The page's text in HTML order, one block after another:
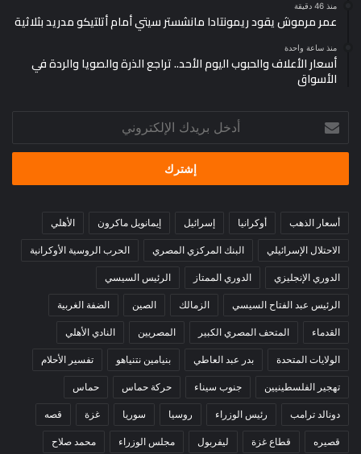
منذ 46 دقيقة
عمر مرموش يقود ريمونتادا مانشستر سيتي أمام أتلتيكو مدريد بثلاثية
منذ ساعة واحدة
أسعار الأعلاف والحبوب اليوم الأحد.. تراجع الذرة والصويا والردة في
الأسواق
بريدك
الإلكتروني
أسعار الذهب أوكرانيا إسرائيل إيمانويل ماكرون الأهلي
الاحتلال الإسرائيلي البنك المركزي المصري الحرب الروسية الأوكرانية
الدوري الإنجليزي الدوري الممتاز الرئيس السيسي
الرئيس عبد الفتاح السيسي الزمالك الصين الضفة الغربية
القدماء المتحف المصري الكبير المصريين النادي الأهلي
الولايات المتحدة بدر عبد العاطي بنيامين نتنياهو تفسير الأحلام
تهجير الفلسطينيين جنوب سيناء حركة حماس حماس
دونالد ترامب رئيس الوزراء روسيا سوريا غزة قصه
قصيره قطاع غزة ليفربول مجلس الوزراء محمد صلاح